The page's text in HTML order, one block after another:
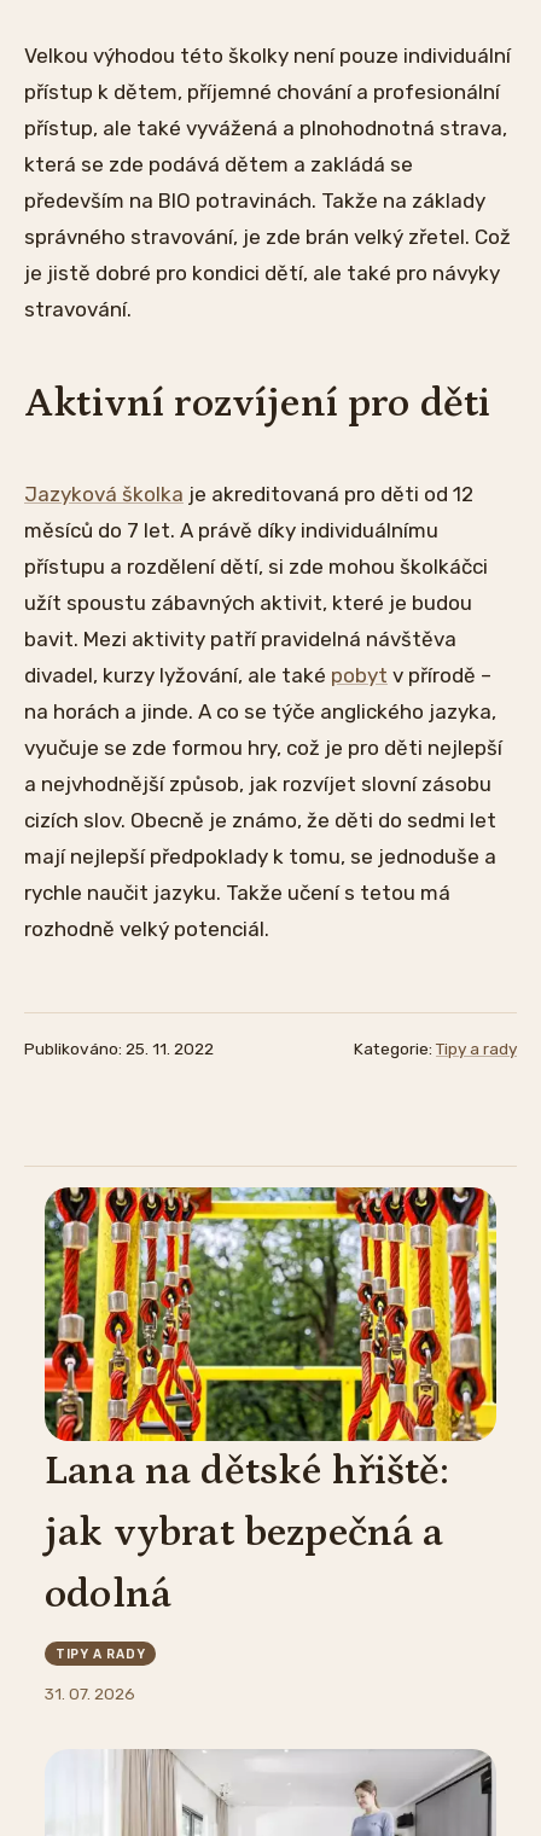
Velkou výhodou této školky není pouze individuální
přístup k dětem, příjemné chování a profesionální
přístup, ale také vyvážená a plnohodnotná strava,
která se zde podává dětem a zakládá se
především na BIO potravinách. Takže na základy
správného stravování, je zde brán velký zřetel. Což
je jistě dobré pro kondici dětí, ale také pro návyky
stravování.
Aktivní rozvíjení pro děti
Jazyková školka je akreditovaná pro děti od 12
měsíců do 7 let. A právě díky individuálnímu
přístupu a rozdělení dětí, si zde mohou školkáčci
užít spoustu zábavných aktivit, které je budou
bavit. Mezi aktivity patří pravidelná návštěva
divadel, kurzy lyžování, ale také pobyt v přírodě –
na horách a jinde. A co se týče anglického jazyka,
vyučuje se zde formou hry, což je pro děti nejlepší
a nejvhodnější způsob, jak rozvíjet slovní zásobu
cizích slov. Obecně je známo, že děti do sedmi let
mají nejlepší předpoklady k tomu, se jednoduše a
rychle naučit jazyku. Takže učení s tetou má
rozhodně velký potenciál.
Publikováno: 25. 11. 2022 Kategorie: Tipy a rady
Lana na dětské hřiště:
jak vybrat bezpečná a
odolná
TIPY A RADY
31. 07. 2026